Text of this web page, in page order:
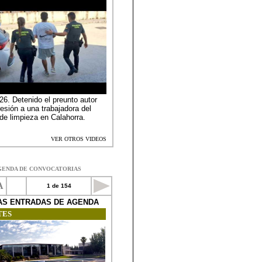
DE CONVOCATORIAS